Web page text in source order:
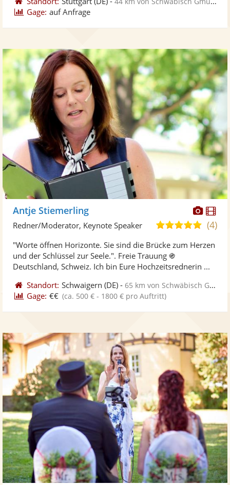
Gage: auf Anfrage
Fotos
Antje Stiemerling
4,8
5
(4)
Redner/Moderator, Keynote Speaker
"Worte öffnen Horizonte. Sie sind die Brücke zum Herzen
und der Schlüssel zur Seele.". Freie Trauung ֍
Deutschland, Schweiz. Ich bin Eure Hochzeitsrednerin ...
Standort: Schwaigern (DE) -65 km von Schwäbisch Gmünd
Gage: €€ (ca. 500 € - 1800 € pro Auftritt)